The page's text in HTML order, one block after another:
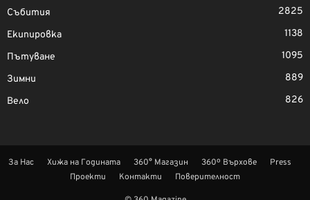
Събития
2825
Екипировка
1138
Пътуване
1095
Зимни
889
Вело
826
За Нас Хижа на Годината 360° Магазин 360º Върхове
Press
Проекти
Контакти Поверителност